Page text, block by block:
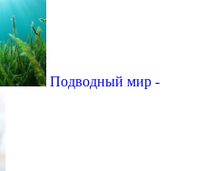
Подводный мир -